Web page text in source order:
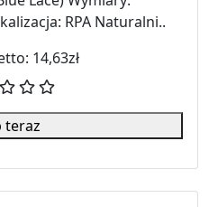
RPA Naturalni..
14,63zł
teraz